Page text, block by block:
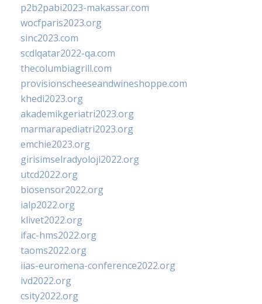
p2b2pabi2023-makassar.com
wocfparis2023.org
sinc2023.com
scdlqatar2022-qa.com
thecolumbiagrill.com
provisionscheeseandwineshoppe.com
khedi2023.org
akademikgeriatri2023.org
marmarapediatri2023.org
emchie2023.org
girisimselradyoloji2022.org
utcd2022.org
biosensor2022.org
ialp2022.org
klivet2022.org
ifac-hms2022.org
taoms2022.org
iias-euromena-conference2022.org
ivd2022.org
csity2022.org